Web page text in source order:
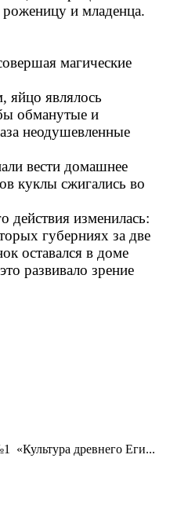
и младенца.
магические
яйцо являлось
обманутые и
неодушевленные
вести домашнее
куклы сжигались во
действия изменилась:
губерниях за две
оставался в доме
развивало зрение
«Культура древнего Еги...